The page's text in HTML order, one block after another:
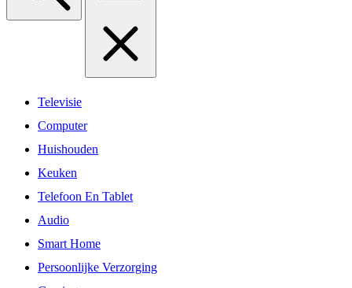
Televisie
Computer
Huishouden
Keuken
Telefoon En Tablet
Audio
Smart Home
Persoonlijke Verzorging